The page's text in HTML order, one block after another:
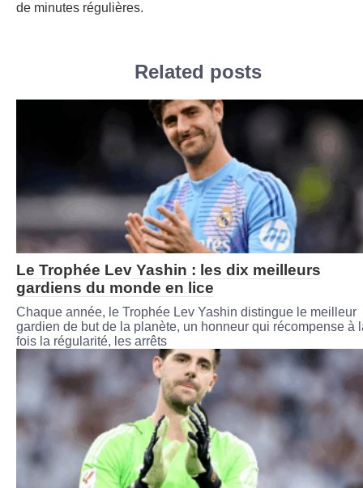
de minutes régulières.
Related posts
Le Trophée Lev Yashin : les dix meilleurs
gardiens du monde en lice
Chaque année, le Trophée Lev Yashin distingue le meilleur
gardien de but de la planète, un honneur qui récompense à
fois la régularité, les arrêts